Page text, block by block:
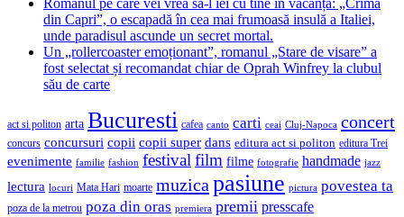
Romanul pe care vei vrea să-l iei cu tine în vacanță: „Crima
din Capri”, o escapadă în cea mai frumoasă insulă a Italiei,
unde paradisul ascunde un secret mortal.
Un „rollercoaster emoționant”, romanul „Stare de visare” a
fost selectat și recomandat chiar de Oprah Winfrey la clubul
său de carte
act si politon arta Bucuresti cafea canto carti ceai Cluj-Napoca concert
concurs concursuri copii copii super dans editura act si politon editura Trei
evenimente familie fashion festival film filme fotografie handmade jazz
lectura locuri Mata Hari moarte muzica pasiune pictura povestea ta
poza de la metrou poza din oras premiera premii presscafe